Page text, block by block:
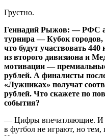
Грустно.
Геннадий Рыжов: — РФС
турнира — Кубок городов,
что будут участвовать
из второго дивизиона и
мотивации —
рублей. А финалисты
«Лужниках» получат
рублей. Что скажете по
события?
— Цифры впечатляющие. И
в футбол не играют, но